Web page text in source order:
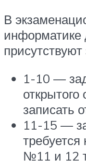
В
информатике
1-10 —
открытого
записать
11-15 —
№11 и 12